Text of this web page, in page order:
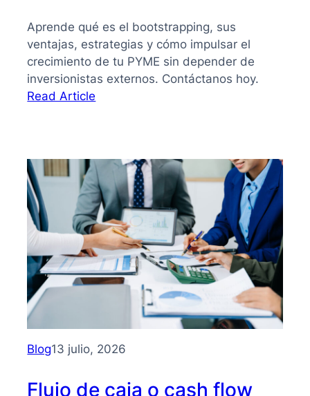
Aprende qué es el bootstrapping, sus
ventajas, estrategias y cómo impulsar el
crecimiento de tu PYME sin depender de
inversionistas externos. Contáctanos hoy.
Read Article
y
cómo
hacer
crecer
tu
PYME
sin
depender
inversionistas
Blog13 julio, 2026
Flujo de caja o cash flow